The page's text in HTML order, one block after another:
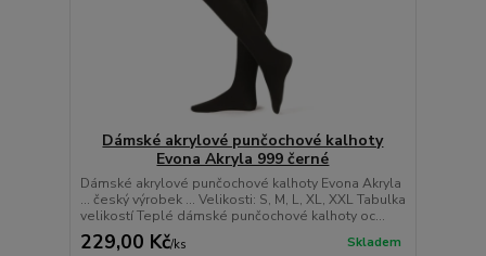
Dámské akrylové punčochové kalhoty
Evona Akryla 999 černé
Dámské akrylové punčochové kalhoty Evona Akryla
... český výrobek ... Velikosti: S, M, L, XL, XXL Tabulka
velikostí Teplé dámské punčochové kalhoty oc...
229,00 Kč/ks Skladem